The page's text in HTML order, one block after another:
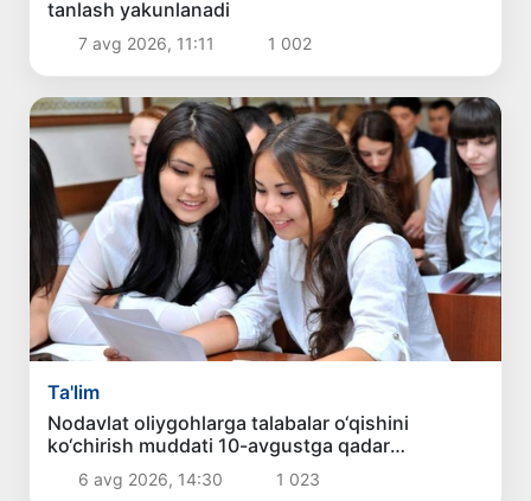
tanlash yakunlanadi
7 avg 2026, 11:11 1 002
Ta'lim
Nodavlat oliygohlarga talabalar o‘qishini
ko‘chirish muddati 10-avgustga qadar
uzaytirildi
6 avg 2026, 14:30 1 023